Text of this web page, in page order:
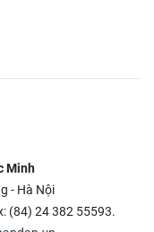
Minh
- Hà Nội
(84) 24 382 55593.